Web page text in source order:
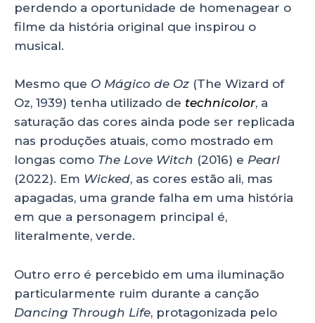
perdendo a oportunidade de homenagear o
filme da história original que inspirou o
musical.
Mesmo que O Mágico de Oz (The Wizard of
Oz, 1939) tenha utilizado de technicolor, a
saturação das cores ainda pode ser replicada
nas produções atuais, como mostrado em
longas como The Love Witch (2016) e Pearl
(2022). Em Wicked, as cores estão ali, mas
apagadas, uma grande falha em uma história
em que a personagem principal é,
literalmente, verde.
Outro erro é percebido em uma iluminação
particularmente ruim durante a canção
Dancing Through Life, protagonizada pelo